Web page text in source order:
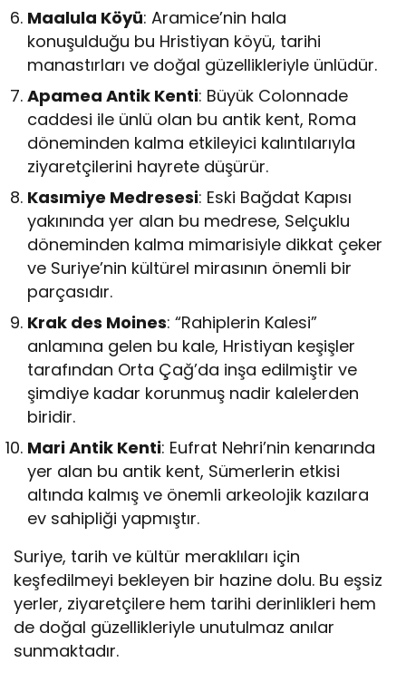
Maalula Köyü: Aramice’nin hala
konuşulduğu bu Hristiyan köyü, tarihi
manastırları ve doğal güzellikleriyle ünlüdür.
Apamea Antik Kenti: Büyük Colonnade
caddesi ile ünlü olan bu antik kent, Roma
döneminden kalma etkileyici kalıntılarıyla
ziyaretçilerini hayrete düşürür.
Kasımiye Medresesi: Eski Bağdat Kapısı
yakınında yer alan bu medrese, Selçuklu
döneminden kalma mimarisiyle dikkat çeker
ve Suriye’nin kültürel mirasının önemli bir
parçasıdır.
Krak des Moines: “Rahiplerin Kalesi”
anlamına gelen bu kale, Hristiyan keşişler
tarafından Orta Çağ’da inşa edilmiştir ve
şimdiye kadar korunmuş nadir kalelerden
biridir.
Mari Antik Kenti: Eufrat Nehri’nin kenarında
yer alan bu antik kent, Sümerlerin etkisi
altında kalmış ve önemli arkeolojik kazılara
ev sahipliği yapmıştır.
Suriye, tarih ve kültür meraklıları için
keşfedilmeyi bekleyen bir hazine dolu. Bu eşsiz
yerler, ziyaretçilere hem tarihi derinlikleri hem
de doğal güzellikleriyle unutulmaz anılar
sunmaktadır.